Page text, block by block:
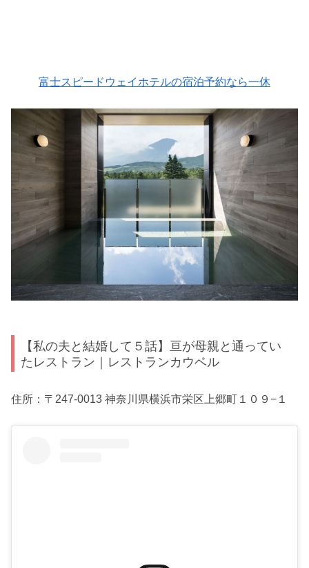
富士スピードウェイホテルの宿泊予約なら一休
【私の夫と結婚して５話】亘が母親と通ってい
たレストラン｜レストランカウベル
住所：〒247-0013 神奈川県横浜市栄区上郷町１０９−１